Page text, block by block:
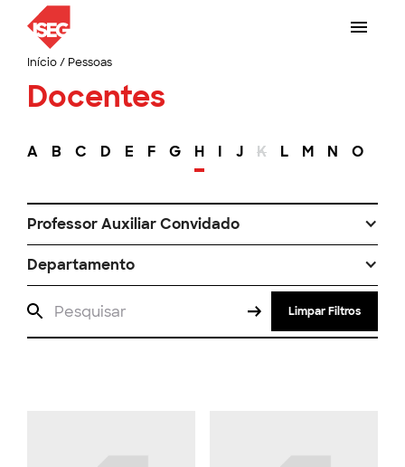
Início/ Pessoas
Docentes
A B C D E F G H I J K L M N O
Professor Auxiliar Convidado
Departamento
Limpar Filtros